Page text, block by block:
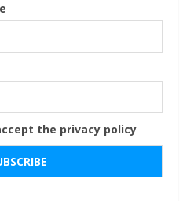
the privacy policy